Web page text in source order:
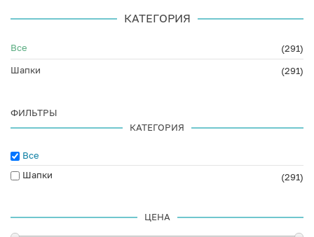
КАТЕГОРИЯ
Все
(291)
Шапки
(291)
ФИЛЬТРЫ
КАТЕГОРИЯ
Все
Шапки
(291)
ЦЕНА